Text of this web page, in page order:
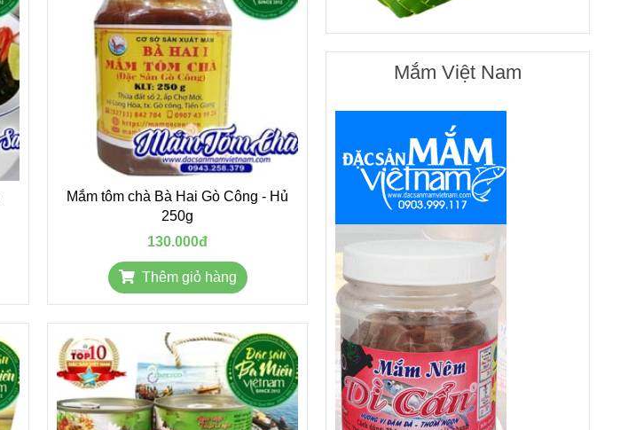
Mắm tôm chà Bà Hai Gò Công - Hủ
250g
130.000đ
Thêm giỏ hàng
Mắm Việt Nam